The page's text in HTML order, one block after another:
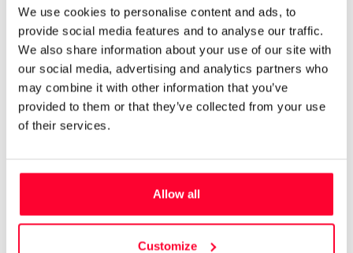
We use cookies to personalise content and ads, to
provide social media features and to analyse our traffic.
We also share information about your use of our site with
our social media, advertising and analytics partners who
may combine it with other information that you’ve
provided to them or that they’ve collected from your use
of their services.
Allow all
Customize
Perjuicio a su marca personal
No es un daño menor. A sus 30 años, Dua Lipa no solo
es una de las artistas más escuchadas del planeta con más
de 65 millones de oyentes mensuales en Spotify, también es
acuerdos publicitarios con firmas como Chanel, Porsche,
Versace, Puma o Yves Saint Laurent. Un hecho que, como se
expone en la demanda, es un «golpe a la
integridad» de su marca personal.